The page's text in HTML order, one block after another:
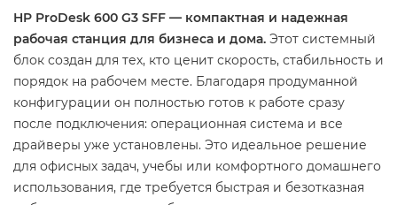
HP ProDesk 600 G3 SFF — компактная и надежная
рабочая станция для бизнеса и дома. Этот системный
блок создан для тех, кто ценит скорость, стабильность и
порядок на рабочем месте. Благодаря продуманной
конфигурации он полностью готов к работе сразу
после подключения: операционная система и все
драйверы уже установлены. Это идеальное решение
для офисных задач, учебы или комфортного домашнего
использования, где требуется быстрая и безотказная